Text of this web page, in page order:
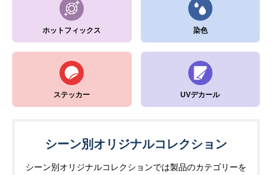
ホットフィックス 染色
ステッカー UVデカール
シーン別オリジナルコレクション
シーン別オリジナルコレクションでは製品のカテゴリーを